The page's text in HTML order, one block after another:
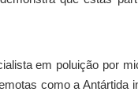
em poluição por
como a Antártida